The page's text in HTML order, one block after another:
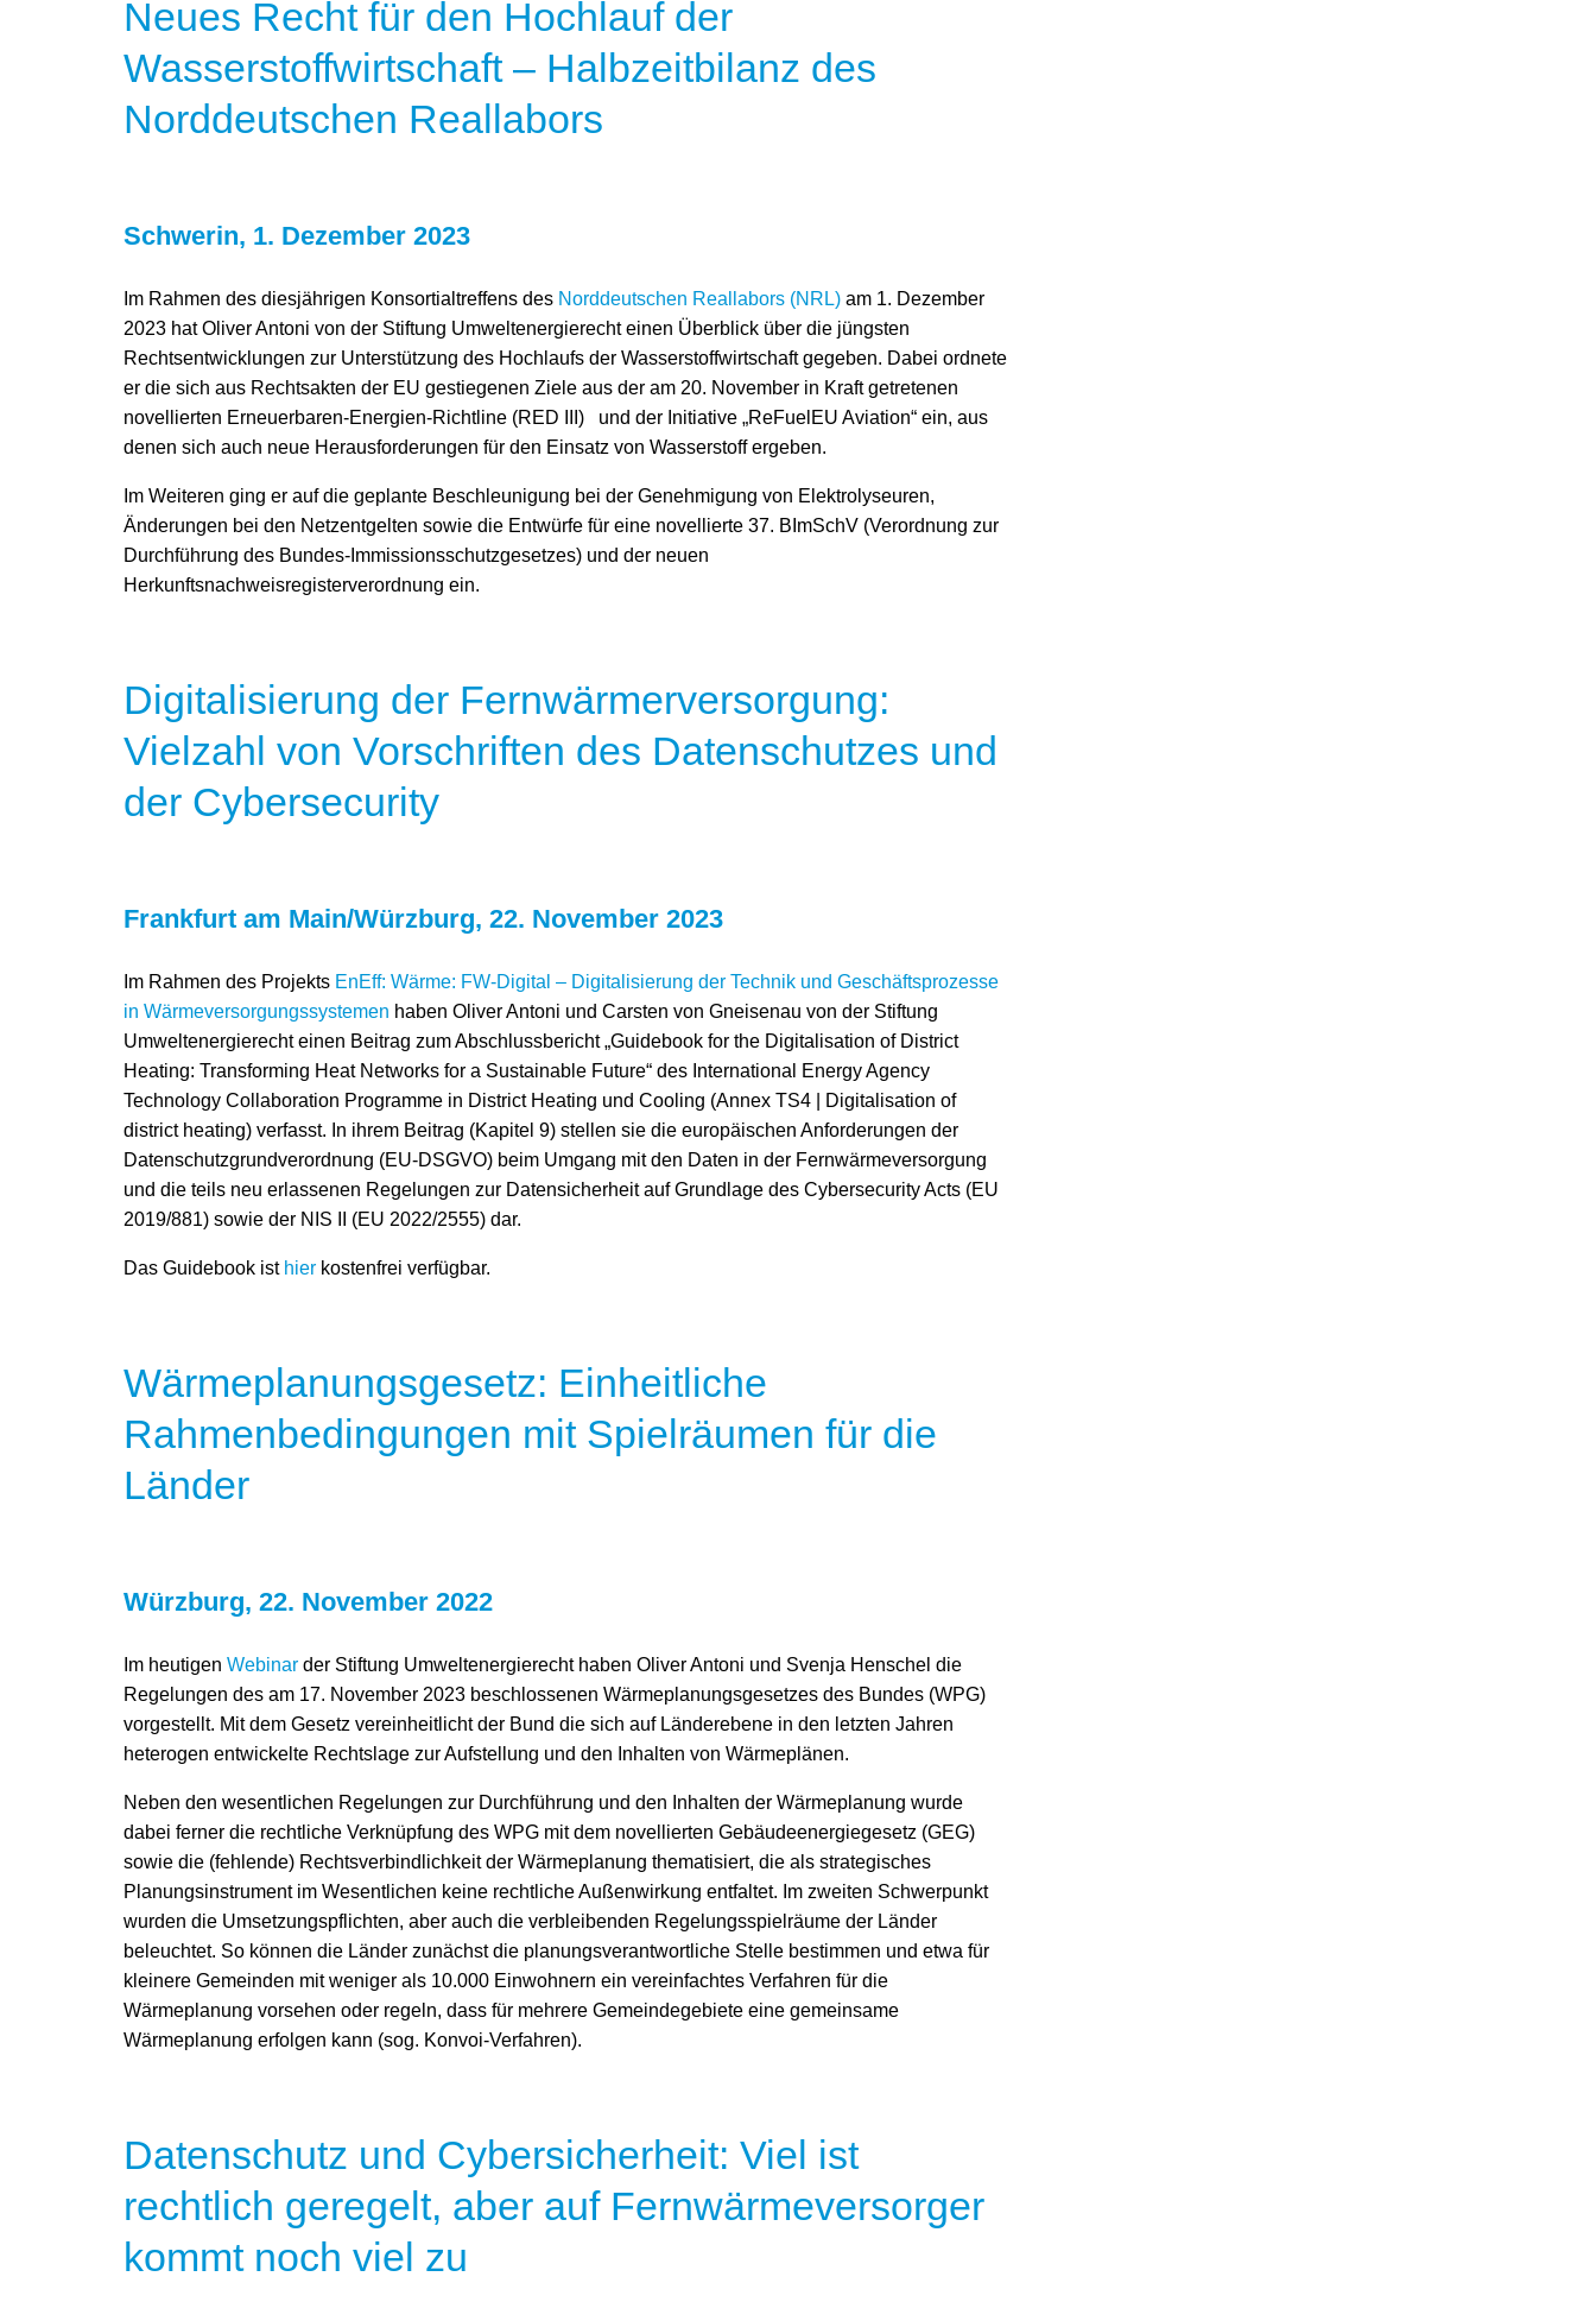
Neues Recht für den Hochlauf der
Wasserstoffwirtschaft – Halbzeitbilanz des
Norddeutschen Reallabors
Schwerin, 1. Dezember 2023
Im Rahmen des diesjährigen Konsortialtreffens des Norddeutschen Reallabors (NRL) am 1. Dezember
2023 hat Oliver Antoni von der Stiftung Umweltenergierecht einen Überblick über die jüngsten
Rechtsentwicklungen zur Unterstützung des Hochlaufs der Wasserstoffwirtschaft gegeben. Dabei ordnete
er die sich aus Rechtsakten der EU gestiegenen Ziele aus der am 20. November in Kraft getretenen
novellierten Erneuerbaren-Energien-Richtline (RED III) und der Initiative „ReFuelEU Aviation“ ein, aus
denen sich auch neue Herausforderungen für den Einsatz von Wasserstoff ergeben.
Im Weiteren ging er auf die geplante Beschleunigung bei der Genehmigung von Elektrolyseuren,
Änderungen bei den Netzentgelten sowie die Entwürfe für eine novellierte 37. BImSchV (Verordnung zur
Durchführung des Bundes-Immissionsschutzgesetzes) und der neuen
Herkunftsnachweisregisterverordnung ein.
Digitalisierung der Fernwärmerversorgung:
Vielzahl von Vorschriften des Datenschutzes und
der Cybersecurity
Frankfurt am Main/Würzburg, 22. November 2023
Im Rahmen des Projekts EnEff: Wärme: FW-Digital – Digitalisierung der Technik und Geschäftsprozesse
in Wärmeversorgungssystemen haben Oliver Antoni und Carsten von Gneisenau von der Stiftung
Umweltenergierecht einen Beitrag zum Abschlussbericht „Guidebook for the Digitalisation of District
Heating: Transforming Heat Networks for a Sustainable Future“ des International Energy Agency
Technology Collaboration Programme in District Heating und Cooling (Annex TS4 | Digitalisation of
district heating) verfasst. In ihrem Beitrag (Kapitel 9) stellen sie die europäischen Anforderungen der
Datenschutzgrundverordnung (EU-DSGVO) beim Umgang mit den Daten in der Fernwärmeversorgung
und die teils neu erlassenen Regelungen zur Datensicherheit auf Grundlage des Cybersecurity Acts (EU
2019/881) sowie der NIS II (EU 2022/2555) dar.
Das Guidebook ist hier kostenfrei verfügbar.
Wärmeplanungsgesetz: Einheitliche
Rahmenbedingungen mit Spielräumen für die
Länder
Würzburg, 22. November 2022
Im heutigen Webinar der Stiftung Umweltenergierecht haben Oliver Antoni und Svenja Henschel die
Regelungen des am 17. November 2023 beschlossenen Wärmeplanungsgesetzes des Bundes (WPG)
vorgestellt. Mit dem Gesetz vereinheitlicht der Bund die sich auf Länderebene in den letzten Jahren
heterogen entwickelte Rechtslage zur Aufstellung und den Inhalten von Wärmeplänen.
Neben den wesentlichen Regelungen zur Durchführung und den Inhalten der Wärmeplanung wurde
dabei ferner die rechtliche Verknüpfung des WPG mit dem novellierten Gebäudeenergiegesetz (GEG)
sowie die (fehlende) Rechtsverbindlichkeit der Wärmeplanung thematisiert, die als strategisches
Planungsinstrument im Wesentlichen keine rechtliche Außenwirkung entfaltet. Im zweiten Schwerpunkt
wurden die Umsetzungspflichten, aber auch die verbleibenden Regelungsspielräume der Länder
beleuchtet. So können die Länder zunächst die planungsverantwortliche Stelle bestimmen und etwa für
kleinere Gemeinden mit weniger als 10.000 Einwohnern ein vereinfachtes Verfahren für die
Wärmeplanung vorsehen oder regeln, dass für mehrere Gemeindegebiete eine gemeinsame
Wärmeplanung erfolgen kann (sog. Konvoi-Verfahren).
Datenschutz und Cybersicherheit: Viel ist
rechtlich geregelt, aber auf Fernwärmeversorger
kommt noch viel zu